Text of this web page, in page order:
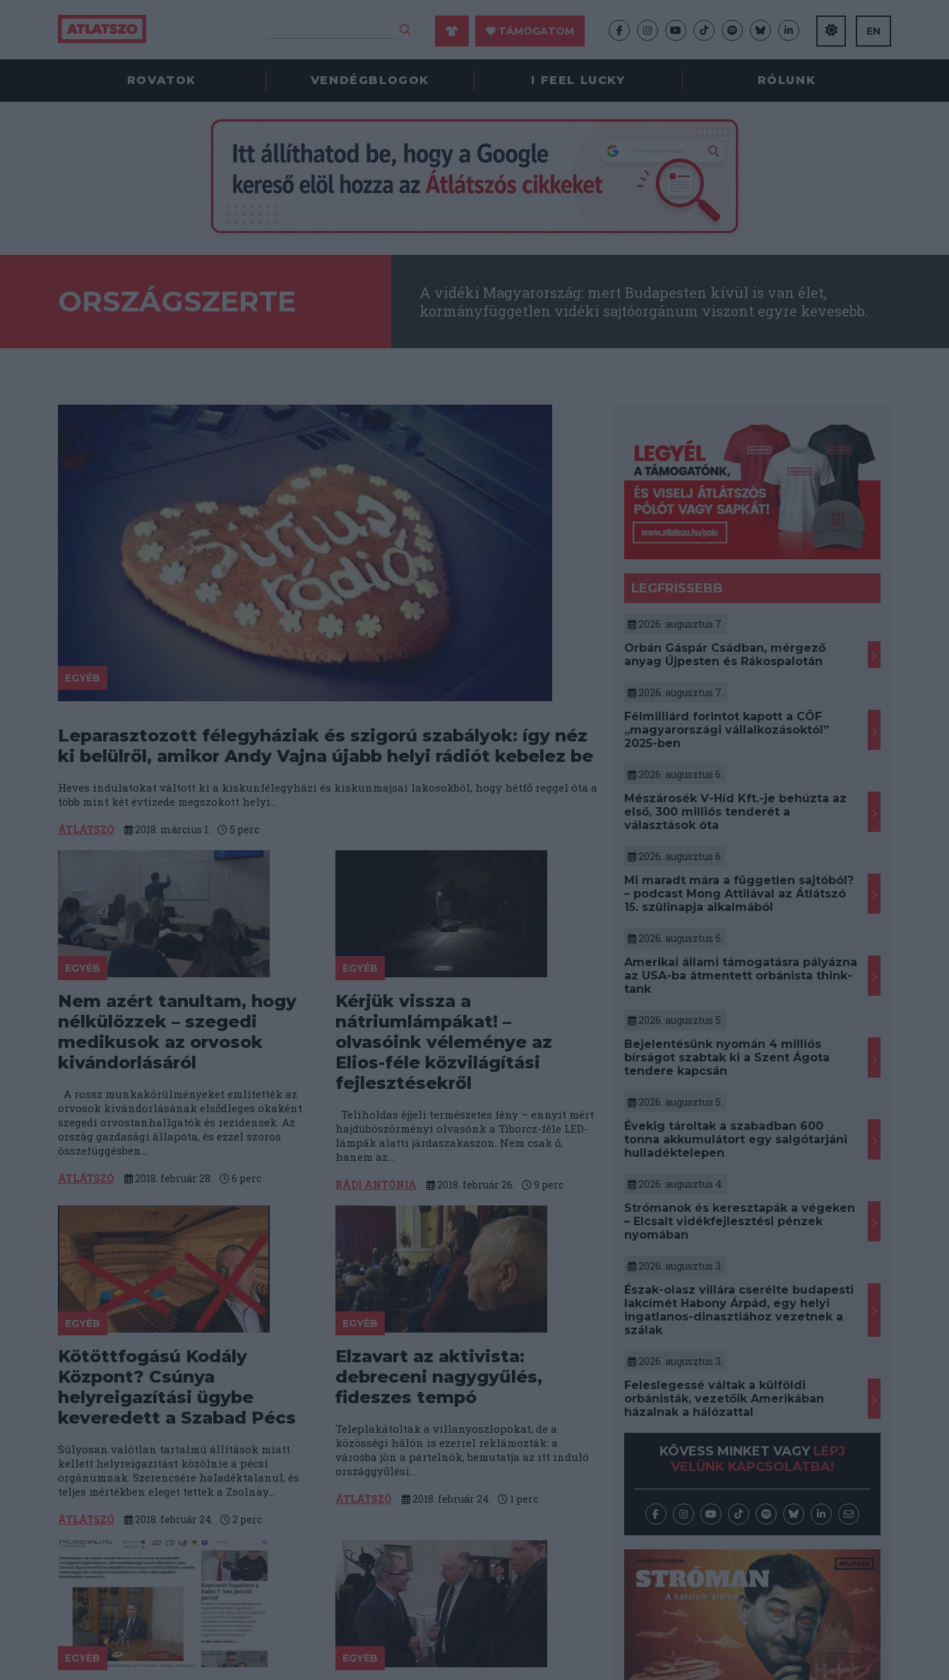
TÁMOGATOM EN
ROVATOK VENDÉGBLOGOK I FEEL LUCKY RÓLUNK
ORSZÁGSZERTE
A vidéki Magyarország: mert Budapesten kívül is van élet,
kormányfüggetlen vidéki sajtóorgánum viszont egyre kevesebb.
EGYÉB
Leparasztozott félegyháziak és szigorú szabályok: így néz
ki belülről, amikor Andy Vajna újabb helyi rádiót kebelez be
Heves indulatokat váltott ki a kiskunfélegyházi és kiskunmajsai lakosokból, hogy hétfő reggel óta a
több mint két évtizede megszokott helyi...
ÁTLÁTSZÓ 2018. március 1. 5 perc
EGYÉB
Nem azért tanultam, hogy
nélkülözzek – szegedi
medikusok az orvosok
kivándorlásáról
A rossz munkakörülményeket említették az
orvosok kivándorlásának elsődleges okaként
szegedi orvostanhallgatók és rezidensek. Az
ország gazdasági állapota, és ezzel szoros
összefüggésben...
ÁTLÁTSZÓ 2018. február 28. 6 perc
EGYÉB
Kérjük vissza a
nátriumlámpákat! –
olvasóink véleménye az
Elios-féle közvilágítási
fejlesztésekről
Teliholdas éjjeli természetes fény – ennyit mért
hajdúböszörményi olvasónk a Tiborcz-féle LED-
lámpák alatti járdaszakaszon. Nem csak ő,
hanem az...
RÁDI ANTÓNIA 2018. február 26. 9 perc
EGYÉB
Kötöttfogású Kodály
Központ? Csúnya
helyreigazítási ügybe
keveredett a Szabad Pécs
Súlyosan valótlan tartalmú állítások miatt
kellett helyreigazítást közölnie a pécsi
orgánumnak. Szerencsére haladéktalanul, és
teljes mértékben eleget tettek a Zsolnay...
ÁTLÁTSZÓ 2018. február 24. 2 perc
EGYÉB
Elzavart az aktivista:
debreceni nagygyűlés,
fideszes tempó
Teleplakátolták a villanyoszlopokat, de a
közösségi hálón is ezerrel reklámozták: a
városba jön a pártelnök, bemutatja az itt induló
országgyűlési...
ÁTLÁTSZÓ 2018. február 24. 1 perc
EGYÉB EGYÉB
LEGFRISSEBB
2026. augusztus 7.
Orbán Gáspár Csádban, mérgező
anyag Újpesten és Rákospalotán
2026. augusztus 7.
Félmilliárd forintot kapott a CÖF
„magyarországi vállalkozásoktól”
2025-ben
2026. augusztus 6.
Mészárosék V-Híd Kft.-je behúzta az
első, 300 milliós tenderét a
választások óta
2026. augusztus 6.
Mi maradt mára a független sajtóból?
– podcast Mong Attilával az Átlátszó
15. szülinapja alkalmából
2026. augusztus 5.
Amerikai állami támogatásra pályázna
az USA-ba átmentett orbánista think-
tank
2026. augusztus 5.
Bejelentésünk nyomán 4 milliós
bírságot szabtak ki a Szent Ágota
tendere kapcsán
2026. augusztus 5.
Évekig tároltak a szabadban 600
tonna akkumulátort egy salgótarjáni
hulladéktelepen
2026. augusztus 4.
Strómanok és keresztapák a végeken
– Elcsalt vidékfejlesztési pénzek
nyomában
2026. augusztus 3.
Észak-olasz villára cserélte budapesti
lakcímét Habony Árpád, egy helyi
ingatlanos-dinasztiához vezetnek a
szálak
2026. augusztus 3.
Feleslegessé váltak a külföldi
orbánisták, vezetőik Amerikában
házalnak a hálózattal
KÖVESS MINKET VAGY LÉPJ
VELÜNK KAPCSOLATBA!